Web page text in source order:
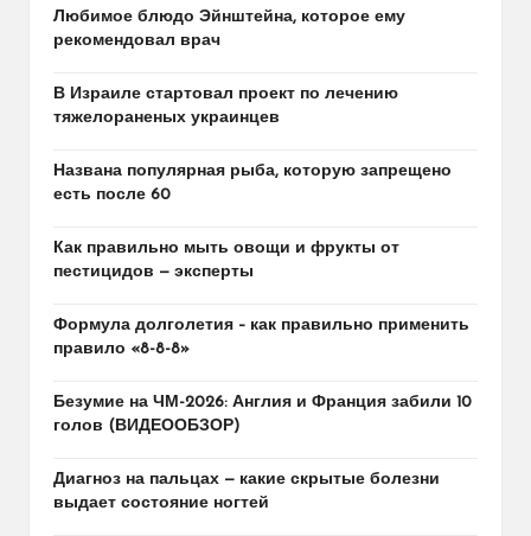
Любимое блюдо Эйнштейна, которое ему
рекомендовал врач
В Израиле стартовал проект по лечению
тяжелораненых украинцев
Названа популярная рыба, которую запрещено
есть после 60
Как правильно мыть овощи и фрукты от
пестицидов — эксперты
Формула долголетия – как правильно применить
правило «8-8-8»
Безумие на ЧМ-2026: Англия и Франция забили 10
голов (ВИДЕООБЗОР)
Диагноз на пальцах — какие скрытые болезни
выдает состояние ногтей